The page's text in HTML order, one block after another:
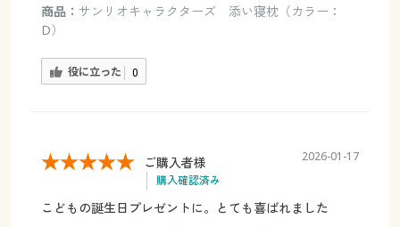
商品： サンリオキャラクターズ 添い寝枕（カラー：
D）
役に立った 0
ご購入者様
購入確認済み
2026-01-17
こどもの誕生日プレゼントに。とても喜ばれました